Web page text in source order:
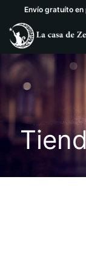
Envío gratuíto